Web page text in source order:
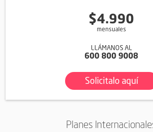
$4.990
mensuales
LLÁMANOS AL
600 800 9008
Solicitalo aquí
Planes